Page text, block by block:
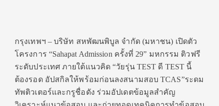
กรุงเทพฯ – บริษัท สหพัฒนพิบูล จำกัด (มหาชน) เปิดตัว
โครงการ “Sahapat Admission ครั้งที่ 29” มหกรรม ติวฟรี
ระดับประเทศ ภายใต้แนวคิด “วัยรุ่น TEST ดี TEST นี้
ต้องรอด อัปสกิลให้พร้อมก่อนลงสนามสอบ TCAS”ระดม
ทัพติวเตอร์และกรูชื่อดัง ร่วมอัปเดตข้อมูลสำคัญ